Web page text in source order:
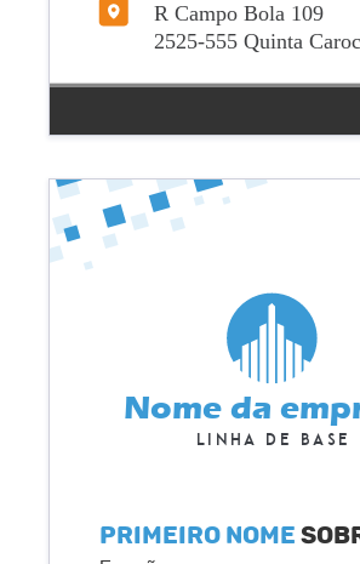
R Campo Bola 109
2525-555 Quinta
Nome da
Linha de base
Primeiro nome